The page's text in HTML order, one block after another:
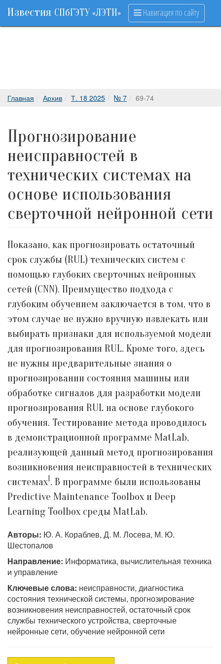
Известия СПбГЭТУ «ЛЭТИ» Навигация по сайту
Главная Архив Т. 18 2025 № 7 69-74
Прогнозирование
неисправностей в
технических системах на
основе использования
сверточной нейронной сети
Показано, как прогнозировать остаточный
срок службы (RUL) технических систем с
помощью глубоких сверточных нейронных
сетей (CNN). Преимущество подхода с
глубоким обучением заключается в том, что в
этом случае не нужно вручную извлекать или
выбирать признаки для используемой модели
для прогнозирования RUL. Кроме того, здесь
не нужны предварительные знания о
прогнозировании состояния машины или
обработке сигналов для разработки модели
прогнозирования RUL на основе глубокого
обучения. Тестирование метода проводилось
в демонстрационной программе MatLab,
реализующей данный метод прогнозирования
возникновения неисправностей в технических
системах1. В программе были использованы
Predictive Maintenance Toolbox и Deep
Learning Toolbox среды MatLab.
Авторы: Ю. А. Кораблев, Д. М. Лосева, М. Ю.
Шестопалов
Направление: Информатика, вычислительная техника
и управление
Ключевые слова: неисправности, диагностика
состояния технической системы, прогнозирование
возникновения неисправностей, остаточный срок
службы технического устройства, сверточные
нейронные сети, обучение нейронной сети